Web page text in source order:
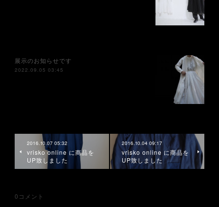
展示のお知らせです
2022.09.05 03:45
2016.10.07 05:32
vrisko online に商品を
UP致しました
2016.10.04 09:17
vrisko online に商品を
UP致しました
0 コメント